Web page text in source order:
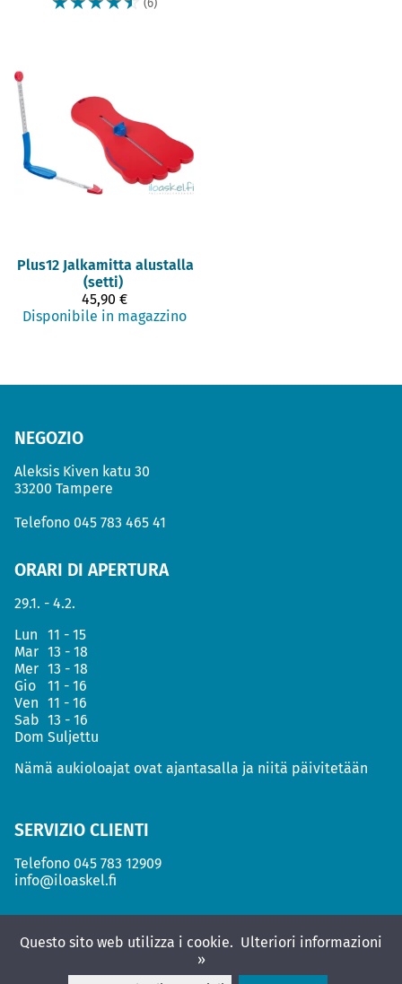
(6)
Plus12 Jalkamitta alustalla
(setti)
45,90 €
Disponibile in magazzino
NEGOZIO
Aleksis Kiven katu 30
33200 Tampere
Telefono 045 783 465 41
ORARI DI APERTURA
29.1. - 4.2.
Lun
11 - 15
Mar 13 - 18
Mer 13 - 18
Gio
11 - 16
Ven 11 - 16
Sab 13 - 16
Dom Suljettu
Nämä aukioloajat ovat ajantasalla ja niitä päivitetään
SERVIZIO CLIENTI
Telefono 045 783 12909
info@iloaskel.fi
Questo sito web utilizza i cookie. Ulteriori informazioni
»